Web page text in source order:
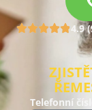
4.9
Telefonní